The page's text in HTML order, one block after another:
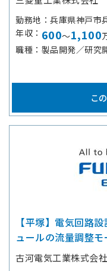
勤務地
兵庫県神戸市
年収
600～1,100
職種
製品開発／研究
こ
【平塚】電気回路
ュールの流量調整モ
古河電気工業株式会社